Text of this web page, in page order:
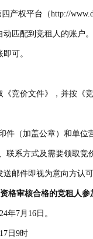
产权平台（http://
动匹配到竞租人的账
可。
竞价文件》，并按《
件（加盖公章）和单
联系方式及需要领取
邮件即视为意向方认
格审核合格的竞租人
年7月16日。
日9时